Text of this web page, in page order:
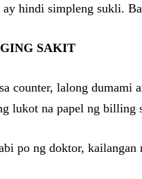
hindi simpleng sukli.
SAKIT
counter, lalong
lukot na papel ng
po ng doktor, kailangan